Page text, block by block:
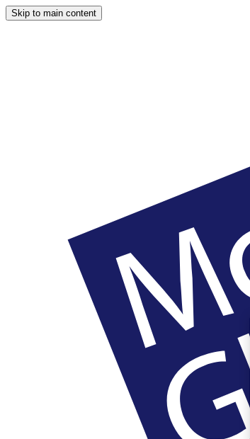
Skip to main content